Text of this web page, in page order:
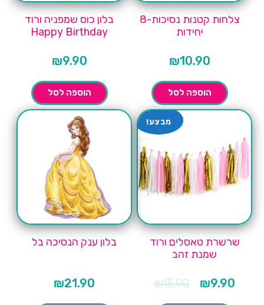
צלחות קטנות נסיכות-8
יחידות
₪10.90
הוספה לסל
בלון כוס שמפניה ורוד
Happy Birthday
₪9.90
הוספה לסל
מבצע!
שרשרת טאסלים ורוד
שמנת זהב
₪15.90
המחיר
המקורי
₪9.90
בלון ענק הנסיכה בל
₪21.90